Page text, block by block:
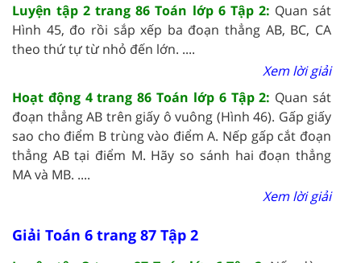
Luyện tập 2 trang 86 Toán lớp 6 Tập 2: Quan sát
Hình 45, đo rồi sắp xếp ba đoạn thẳng AB, BC, CA
theo thứ tự từ nhỏ đến lớn. ....
Xem lời giải
Hoạt động 4 trang 86 Toán lớp 6 Tập 2: Quan sát
đoạn thẳng AB trên giấy ô vuông (Hình 46). Gấp giấy
sao cho điểm B trùng vào điểm A. Nếp gấp cắt đoạn
thẳng AB tại điểm M. Hãy so sánh hai đoạn thẳng
MA và MB. ....
Xem lời giải
Giải Toán 6 trang 87 Tập 2